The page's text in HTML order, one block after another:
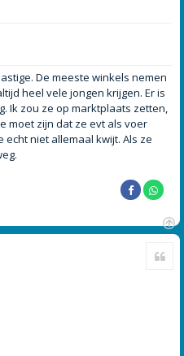
De meeste winkels nemen
heel vele jongen krijgen. Er is
Ik zou ze op marktplaats zetten,
moet zijn dat ze evt als voer
niet allemaal kwijt. Als ze
O